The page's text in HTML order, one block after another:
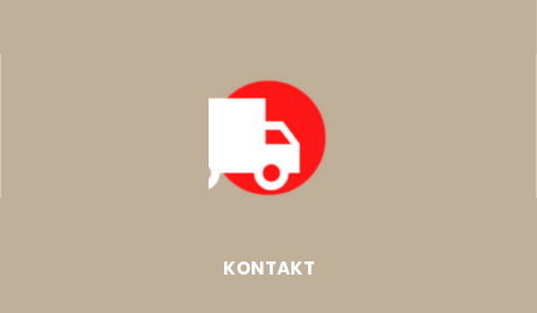
KONTAKT